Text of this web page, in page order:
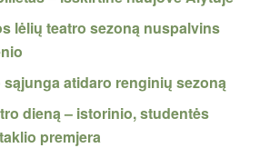
lėlių teatro sezoną nuspalvins
atidaro renginių sezoną
dieną – istorinio, studentės
premjera